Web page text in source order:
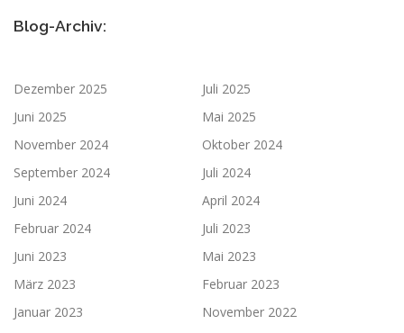
Blog-Archiv:
Dezember 2025
Juli 2025
Juni 2025
Mai 2025
November 2024
Oktober 2024
September 2024
Juli 2024
Juni 2024
April 2024
Februar 2024
Juli 2023
Juni 2023
Mai 2023
März 2023
Februar 2023
Januar 2023
November 2022